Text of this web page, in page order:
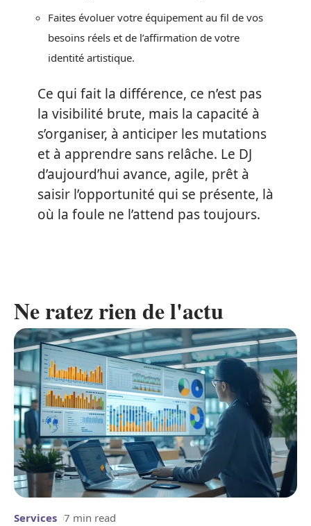
Faites évoluer votre équipement au fil de vos
besoins réels et de l’affirmation de votre
identité artistique.
Ce qui fait la différence, ce n’est pas
la visibilité brute, mais la capacité à
s’organiser, à anticiper les mutations
et à apprendre sans relâche. Le DJ
d’aujourd’hui avance, agile, prêt à
saisir l’opportunité qui se présente, là
où la foule ne l’attend pas toujours.
Ne ratez rien de l'actu
Services 7 min read